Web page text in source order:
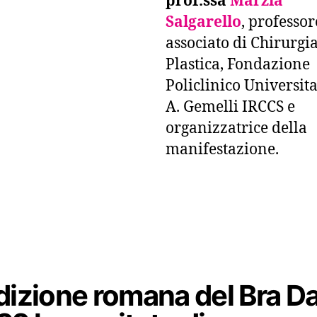
Salgarello,
associato di Chirurgia
Plastica, Fondazione
Policlinico
A. Gemelli IRCCS e
organizzatrice della
manifestazione.
romana del Bra